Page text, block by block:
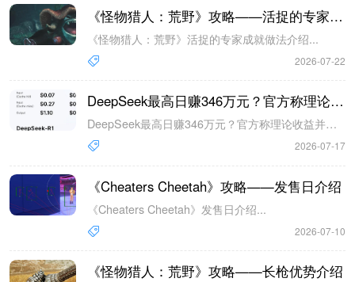
《怪物猎人：荒野》攻略——活捉的专家成就做法介绍
《怪物猎人：荒野》活捉的专家成就做法介绍...
2026-07-22
DeepSeek最高日赚346万元？官方称理论收益并非实际
DeepSeek最高日赚346万元？官方称理论收益并非实际...
2026-07-17
《Cheaters Cheetah》攻略——发售日介绍
《Cheaters Cheetah》发售日介绍...
2026-07-10
《怪物猎人：荒野》攻略——长枪优势介绍